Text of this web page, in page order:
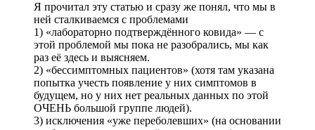
Я прочитал эту статью и сразу же понял, что мы в
ней сталкиваемся с проблемами
1) «лабораторно подтверждённого ковида» — с
этой проблемой мы пока не разобрались, мы как
раз её здесь и выясняем.
2) «бессимптомных пациентов» (хотя там указана
попытка учесть появление у них симптомов в
будущем, но у них нет реальных данных по этой
ОЧЕНЬ большой группе людей).
3) исключения «уже переболевших» (на основании